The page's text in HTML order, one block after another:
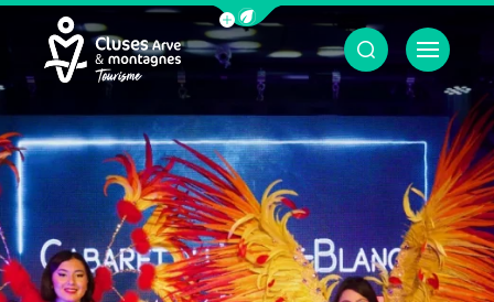
Afficher la barre de navigation du
Cluses Arve &amp; montagnes
Menu